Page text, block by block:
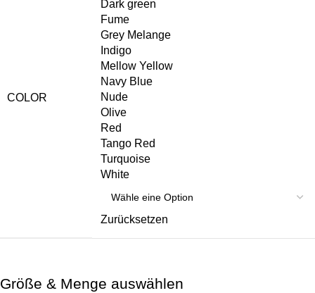
COLOR
Dark green
Fume
Grey Melange
Indigo
Mellow Yellow
Navy Blue
Nude
Olive
Red
Tango Red
Turquoise
White
Zurücksetzen
Größe & Menge auswählen